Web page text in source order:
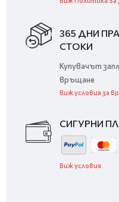
365 ДНИ
СТОКИ
Купувачът
връщане
Виж условия за
СИГУРНИ
Виж условия